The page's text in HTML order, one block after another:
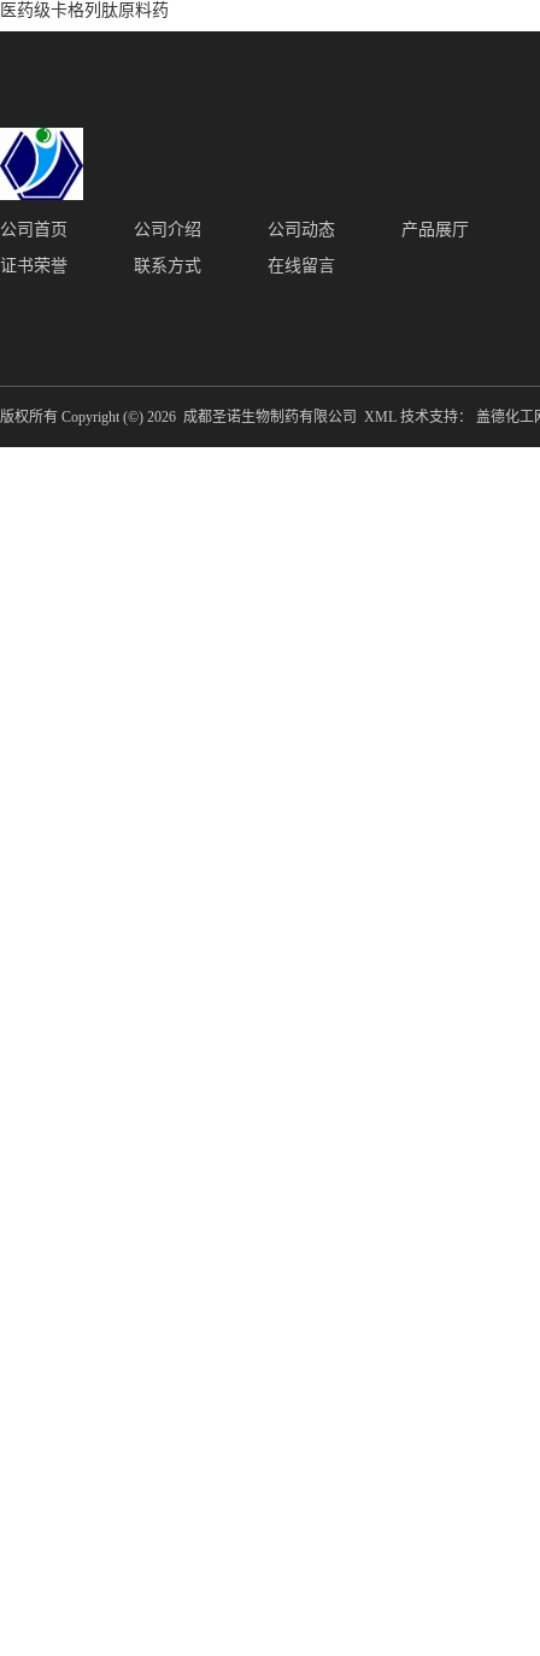
医药级卡格列肽原料药
公司首页 公司介绍 公司动态
产品展厅
证书荣誉
联系方式 在线留言
版权所有 Copyright (©) 2026 成都圣诺生物制药有限公司 XML 技术支持： 盖德化工